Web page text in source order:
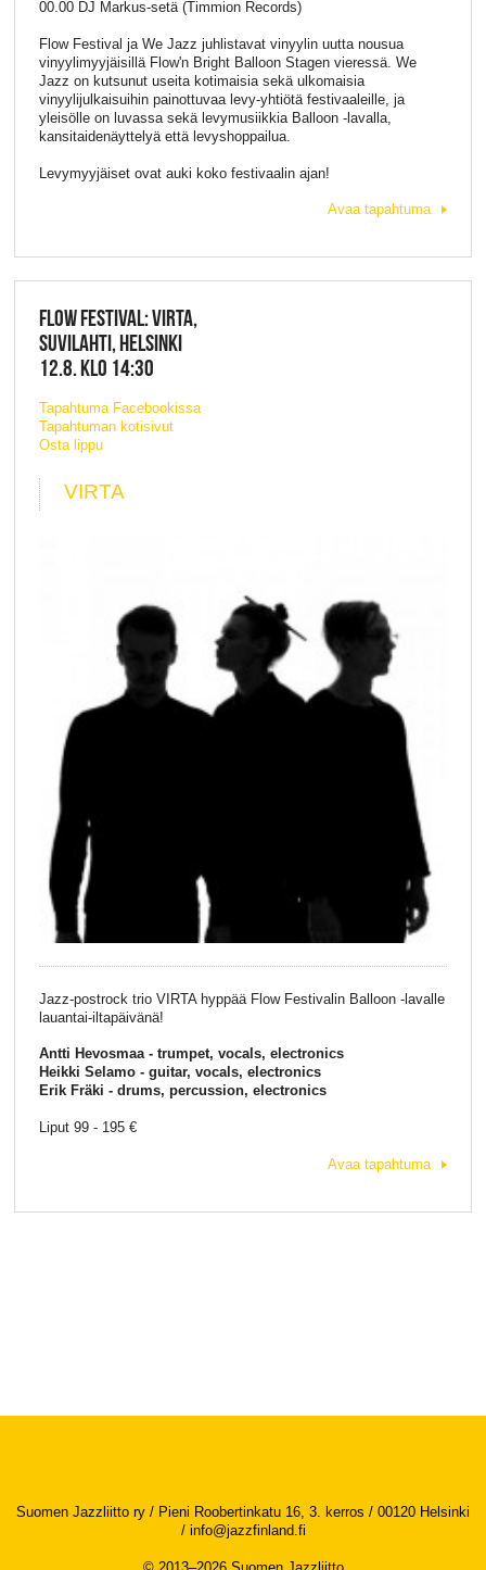
00.00 DJ Markus-setä (Timmion Records)
Flow Festival ja We Jazz juhlistavat vinyylin uutta nousua
vinyylimyyjäisillä Flow'n Bright Balloon Stagen vieressä. We
Jazz on kutsunut useita kotimaisia sekä ulkomaisia
vinyylijulkaisuihin painottuvaa levy-yhtiötä festivaaleille, ja
yleisölle on luvassa sekä levymusiikkia Balloon -lavalla,
kansitaidenäyttelyä että levyshoppailua.
Levymyyjäiset ovat auki koko festivaalin ajan!
Avaa tapahtuma
FLOW FESTIVAL: VIRTA,
SUVILAHTI, HELSINKI
12.8. KLO 14:30
Tapahtuma Facebookissa
Tapahtuman kotisivut
Osta lippu
VIRTA
Jazz-postrock trio VIRTA hyppää Flow Festivalin Balloon -lavalle
lauantai-iltapäivänä!
Antti Hevosmaa - trumpet, vocals, electronics
Heikki Selamo - guitar, vocals, electronics
Erik Fräki - drums, percussion, electronics
Liput 99 - 195 €
Avaa tapahtuma
Suomen Jazzliitto ry / Pieni Roobertinkatu 16, 3. kerros / 00120 Helsinki
/ info@jazzfinland.fi